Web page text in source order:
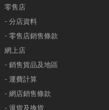
零售店
- 分店資料
- 零售店銷售條款
網上店
- 銷售貨品及地區
- 運費計算
- 網店銷售條款
- 退貨及換貨